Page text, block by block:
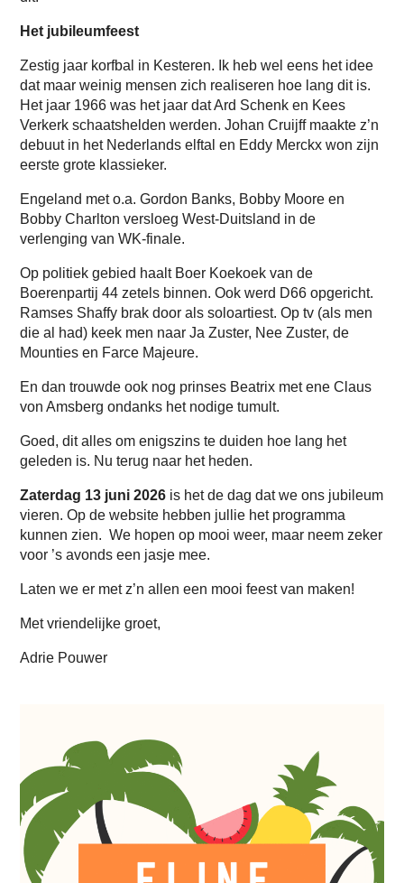
Het jubileumfeest
Zestig jaar korfbal in Kesteren. Ik heb wel eens het idee
dat maar weinig mensen zich realiseren hoe lang dit is.
Het jaar 1966 was het jaar dat Ard Schenk en Kees
Verkerk schaatshelden werden. Johan Cruijff maakte z’n
debuut in het Nederlands elftal en Eddy Merckx won zijn
eerste grote klassieker.
Engeland met o.a. Gordon Banks, Bobby Moore en
Bobby Charlton versloeg West-Duitsland in de
verlenging van WK-finale.
Op politiek gebied haalt Boer Koekoek van de
Boerenpartij 44 zetels binnen. Ook werd D66 opgericht.
Ramses Shaffy brak door als soloartiest. Op tv (als men
die al had) keek men naar Ja Zuster, Nee Zuster, de
Mounties en Farce Majeure.
En dan trouwde ook nog prinses Beatrix met ene Claus
von Amsberg ondanks het nodige tumult.
Goed, dit alles om enigszins te duiden hoe lang het
geleden is. Nu terug naar het heden.
Zaterdag 13 juni 2026 is het de dag dat we ons jubileum
vieren. Op de website hebben jullie het programma
kunnen zien. We hopen op mooi weer, maar neem zeker
voor ’s avonds een jasje mee.
Laten we er met z’n allen een mooi feest van maken!
Met vriendelijke groet,
Adrie Pouwer